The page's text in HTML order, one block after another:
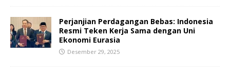
Perjanjian Perdagangan Bebas: Indonesia
Resmi Teken Kerja Sama dengan Uni
Ekonomi Eurasia
Desember 29, 2025